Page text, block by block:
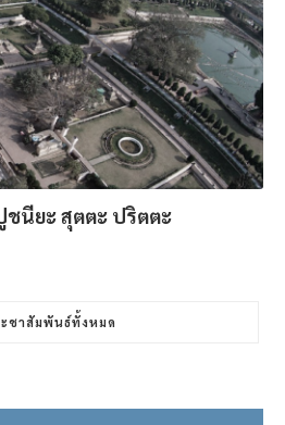
นียะ สุตตะ ปริตตะ
ชาสัมพันธ์ทั้งหมด